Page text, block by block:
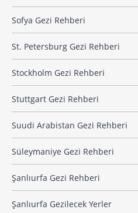
Sofya Gezi Rehberi
St. Petersburg Gezi Rehberi
Stockholm Gezi Rehberi
Stuttgart Gezi Rehberi
Suudi Arabistan Gezi Rehberi
Süleymaniye Gezi Rehberi
Şanlıurfa Gezi Rehberi
Şanlıurfa Gezilecek Yerler